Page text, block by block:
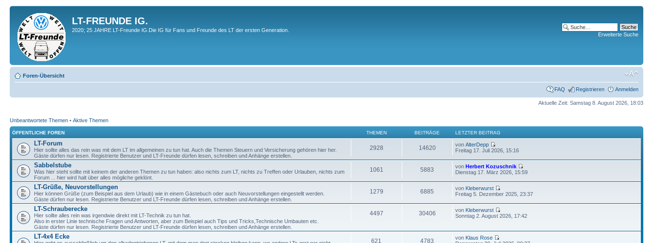
LT-FREUNDE IG.
2020; 25 JAHRE LT-Freunde IG.Die IG für Fans und Freunde des LT der ersten Generation.
Erweiterte Suche
Foren-Übersicht
FAQ Registrieren Anmelden
Aktuelle Zeit: Samstag 8. August 2026, 18:03
Unbeantwortete Themen • Aktive Themen
ÖFFENTLICHE FOREN THEMEN BEITRÄGE LETZTER BEITRAG
LT-Forum
Hier sollte alles das rein was mit dem LT im allgemeinen zu tun hat. Auch die Themen Steuern und Versicherung gehören hier her.
Gäste dürfen nur lesen. Registrierte Benutzer und LT-Freunde dürfen lesen, schreiben und Anhänge erstellen.
2928 14620 vonAlterDepp
Freitag 17. Juli 2026, 15:16
Sabbelstube
Was hier steht sollte mit keinem der anderen Themen zu tun haben: also nichts zum LT, nichts zu Treffen oder Urlauben, nichts zum
Forum ... hier wird halt über alles mögliche geklönt.
1061 5883 vonHerbert Kozuschnik
Dienstag 17. März 2026, 15:59
LT-Grüße, Neuvorstellungen
Hier können Grüße (zum Beispiel aus dem Urlaub) wie in einem Gästebuch oder auch Neuvorstellungen eingestellt werden.
Gäste dürfen nur lesen. Registrierte Benutzer und LT-Freunde dürfen lesen, schreiben und Anhänge erstellen.
1279 6885 von Kleberwurst
Freitag 5. Dezember 2025, 23:37
LT-Schrauberecke
Hier sollte alles rein was irgendwie direkt mit LT-Technik zu tun hat.
Also in erster Linie technische Fragen und Antworten, aber zum Beispiel auch Tips und Tricks,Technische Umbauten etc.
Gäste dürfen nur lesen. Registrierte Benutzer und LT-Freunde dürfen lesen, schreiben und Anhänge erstellen.
4497 30406 von Kleberwurst
Sonntag 2. August 2026, 17:42
LT-4x4 Ecke
621 4783 von Klaus Rose